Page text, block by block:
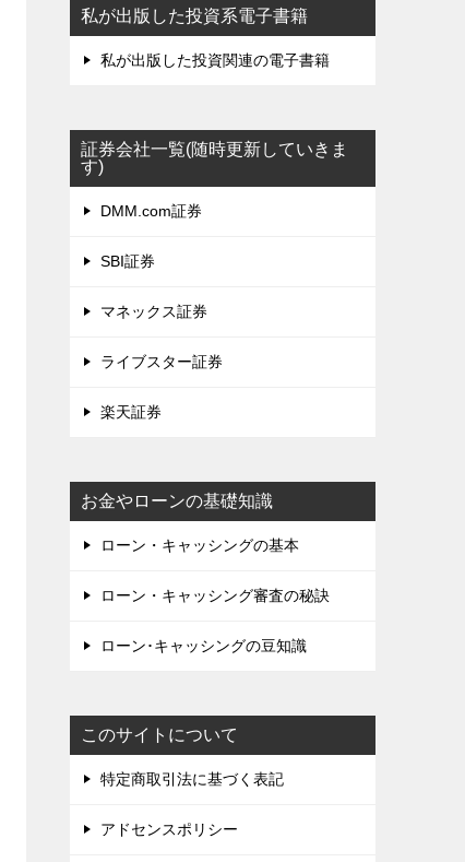
私が出版した投資系電子書籍
私が出版した投資関連の電子書籍
証券会社一覧(随時更新していきま
す)
DMM.com証券
SBI証券
マネックス証券
ライブスター証券
楽天証券
お金やローンの基礎知識
ローン・キャッシングの基本
ローン・キャッシング審査の秘訣
ローン･キャッシングの豆知識
このサイトについて
特定商取引法に基づく表記
アドセンスポリシー